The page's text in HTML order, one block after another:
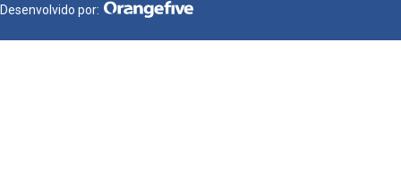
Desenvolvido por: